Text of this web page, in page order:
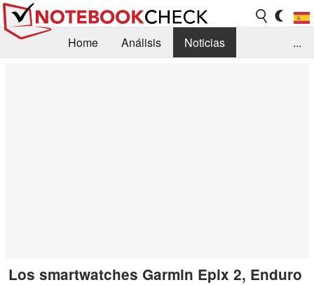
Home Análisis
Noticias
...
Los smartwatches Garmin Epix 2, Enduro